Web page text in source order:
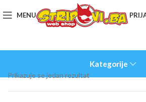
MENU
Kategorije
Prikazuje se jedan rezultat